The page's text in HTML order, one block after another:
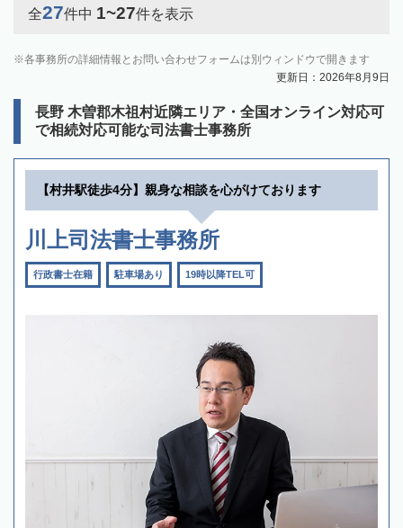
全27件中 1~27件を表示
各事務所の詳細情報とお問い合わせフォームは別ウィンドウで開きます
更新日：2026年8月9日
長野 木曽郡木祖村近隣エリア・全国オンライン対応可
で相続対応可能な司法書士事務所
【村井駅徒歩4分】親身な相談を心がけております
川上司法書士事務所
行政書士在籍 駐車場あり 19時以降TEL可